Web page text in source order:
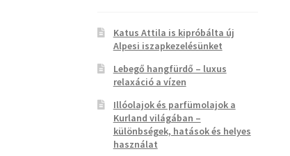
Katus Attila is kipróbálta új
Alpesi iszapkezelésünket
Lebegő hangfürdő – luxus
relaxáció a vízen
Illóolajok és parfümolajok a
Kurland világában –
különbségek, hatások és helyes
használat